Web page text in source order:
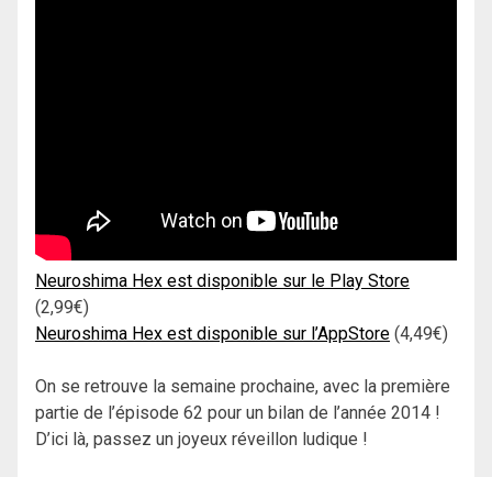
Neuroshima Hex est disponible sur le Play Store
(2,99€)
Neuroshima Hex est disponible sur l’AppStore (4,49€)
On se retrouve la semaine prochaine, avec la première
partie de l’épisode 62 pour un bilan de l’année 2014 !
D’ici là, passez un joyeux réveillon ludique !